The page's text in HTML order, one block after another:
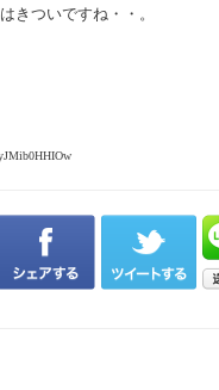
きついですね・・。